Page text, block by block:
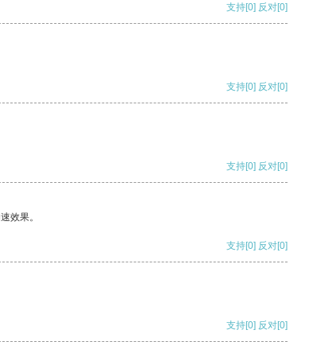
支持[0] 反对[0]
支持[0] 反对[0]
支持[0] 反对[0]
效果。
支持[0] 反对[0]
支持[0] 反对[0]